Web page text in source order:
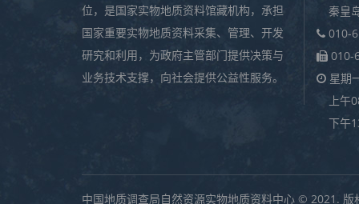
位，是国家实物地质资料馆藏机构，承担
国家重要实物地质资料采集、管理、开发
研究和利用，为政府主管部门提供决策与
业务技术支撑，向社会提供公益性服务。
秦皇
010-
010-
星期
上午
下午
中国地质调查局自然资源实物地质资料中心 © 2021. 版